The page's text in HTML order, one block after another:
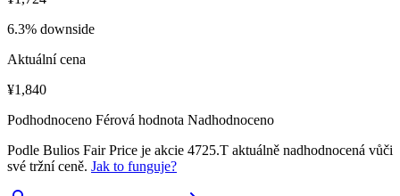
6.3% downside
Aktuální cena
¥1,840
Podhodnoceno Férová hodnota Nadhodnoceno
Podle Bulios Fair Price je akcie 4725.T aktuálně nadhodnocená vůči
své tržní ceně. Jak to funguje?